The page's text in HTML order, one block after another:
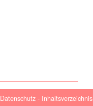
Datenschutz- Inhaltsverzeichnis